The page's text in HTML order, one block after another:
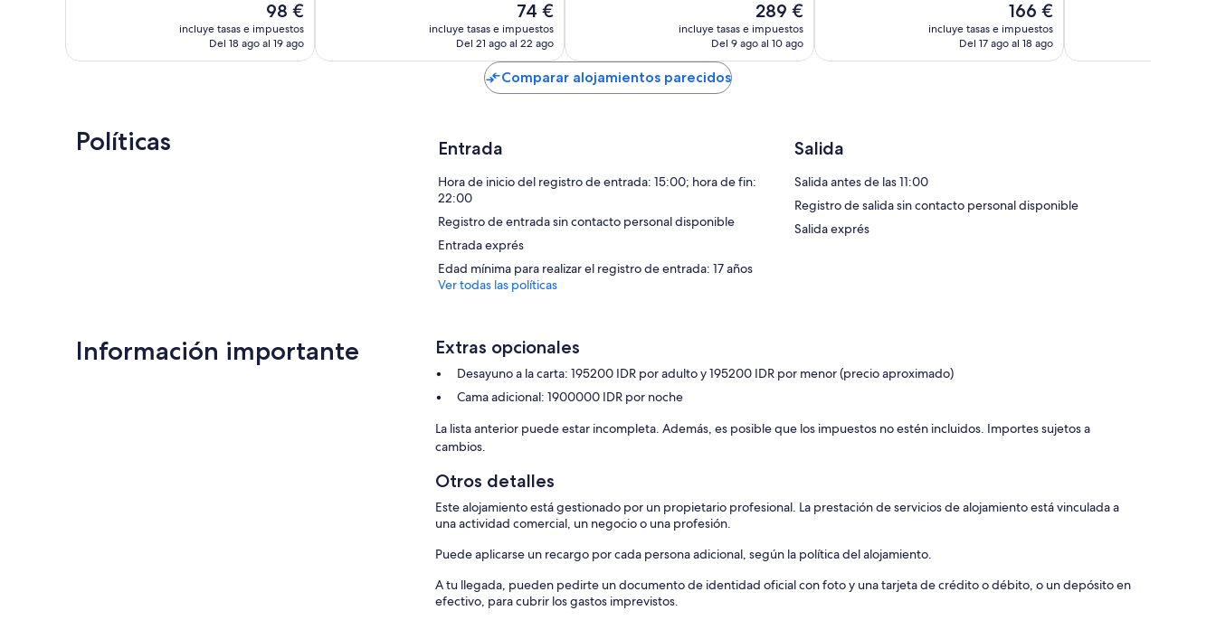
El
precio
actual
98 €
incluye tasas e impuestos
Del 18 ago al 19 ago
El
precio
actual
de
74 €
74 €
incluye tasas e impuestos
Del 21 ago al 22 ago
El
precio
actual
289 €
incluye tasas e impuestos
Del 9 ago al 10 ago
El
precio
actual
166 €
incluye tasas e impuestos
Del 17 ago al 18 ago
Comparar alojamientos parecidos
Políticas Entrada
Hora de inicio del registro de entrada: 15:00; hora de fin:
22:00
Registro de entrada sin contacto personal disponible
Entrada exprés
Edad mínima para realizar el registro de entrada: 17 años
Salida
Salida antes de las 11:00
Registro de salida sin contacto personal disponible
Salida exprés
Ver todas las políticas
Información importante Extras opcionales
Desayuno a la carta: 195200 IDR por adulto y 195200 IDR por menor (precio aproximado)
Cama adicional: 1900000 IDR por noche
La lista anterior puede estar incompleta. Además, es posible que los impuestos no estén incluidos. Importes sujetos a
cambios.
Otros detalles
Este alojamiento está gestionado por un propietario profesional. La prestación de servicios de alojamiento está vinculada a
una actividad comercial, un negocio o una profesión.
Puede aplicarse un recargo por cada persona adicional, según la política del alojamiento.
A tu llegada, pueden pedirte un documento de identidad oficial con foto y una tarjeta de crédito o débito, o un depósito en
efectivo, para cubrir los gastos imprevistos.